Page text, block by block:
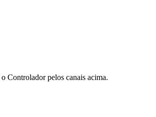
Controlador pelos canais acima.